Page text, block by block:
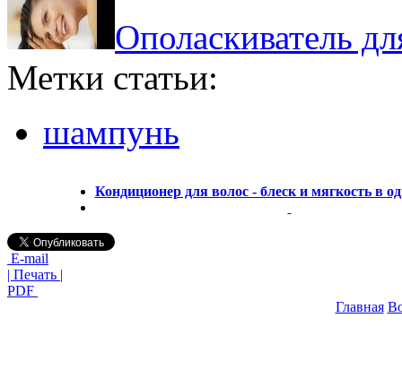
Ополаскиватель
Метки статьи:
шампунь
Кондиционер для волос - блеск и мягкость в
E-mail
| Печать |
PDF
Главная